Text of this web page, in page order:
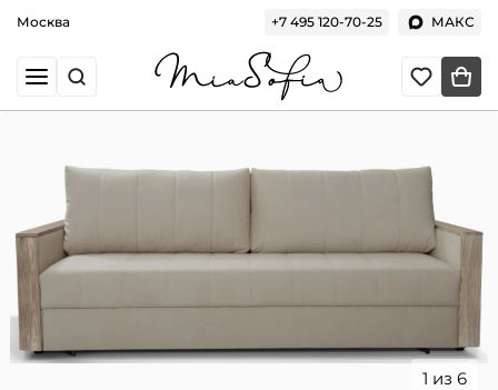
Москва +7 495 120-70-25 МАКС
1 из 6